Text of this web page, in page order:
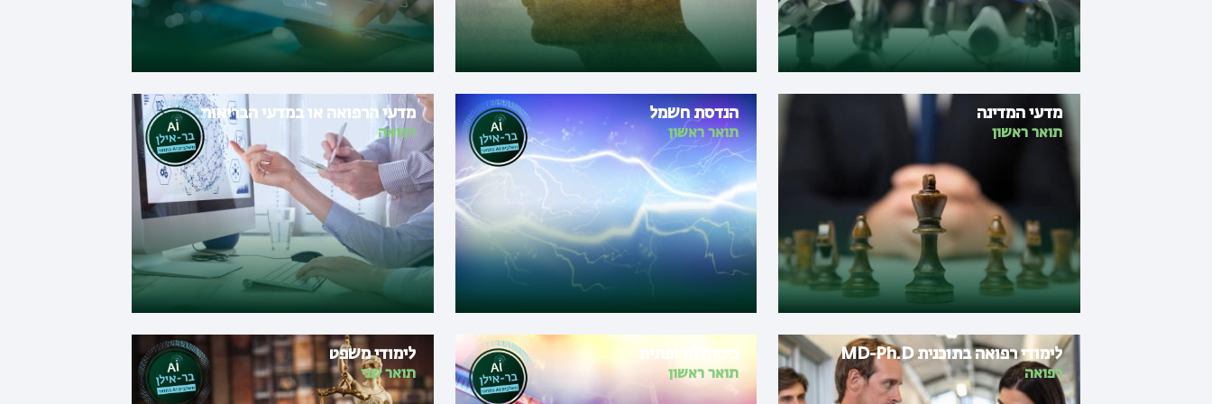
מדעי המדינה
תואר ראשון
הנדסת חשמל
תואר ראשון
מדעי הרפואה או במדעי הבריאות
רפואה
לימודי רפואה בתוכנית MD-Ph.D
רפואה
כימיה תרופתית
תואר ראשון
לימודי משפט
תואר שני